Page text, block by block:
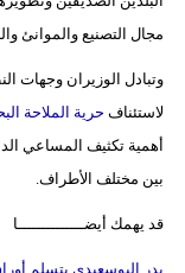
مجال التصنيع والموانئ
وتبادل الوزيران وجهات
لاستئناف حرية الملاحة
أهمية تكثيف المساعي
بين مختلف الأطراف.
قد يهمك أيضــــــــــــــا
بدر البوسعيدي يتسلم